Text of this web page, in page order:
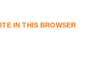
IN THIS BROWSER